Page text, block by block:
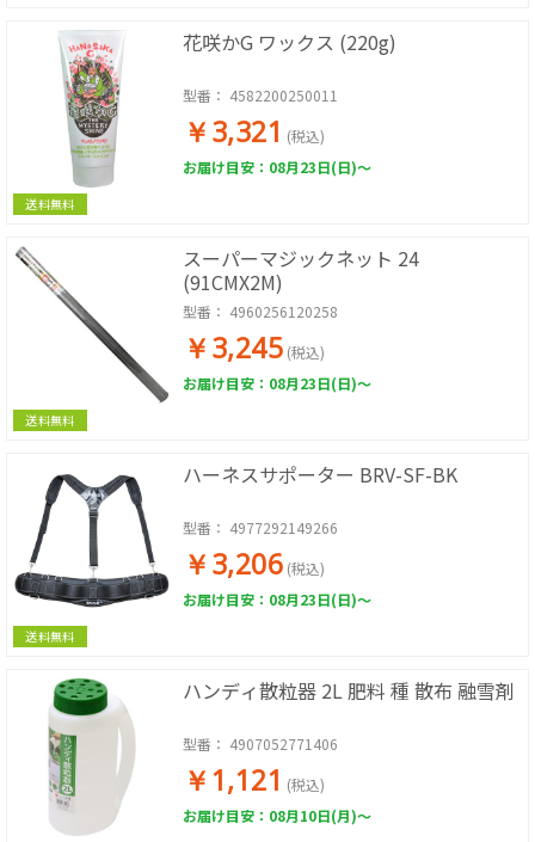
送料無料
花咲かG ワックス (220g)
型番： 4582200250011
￥3,321 (税込)
お届け目安：08月23日(日)～
送料無料
スーパーマジックネット 24
(91CMX2M)
型番： 4960256120258
￥3,245 (税込)
お届け目安：08月23日(日)～
送料無料
ハーネスサポーター BRV-SF-BK
型番： 4977292149266
￥3,206 (税込)
お届け目安：08月23日(日)～
ハンディ散粒器 2L 肥料 種 散布 融雪剤
型番： 4907052771406
￥1,121 (税込)
お届け目安：08月10日(月)～